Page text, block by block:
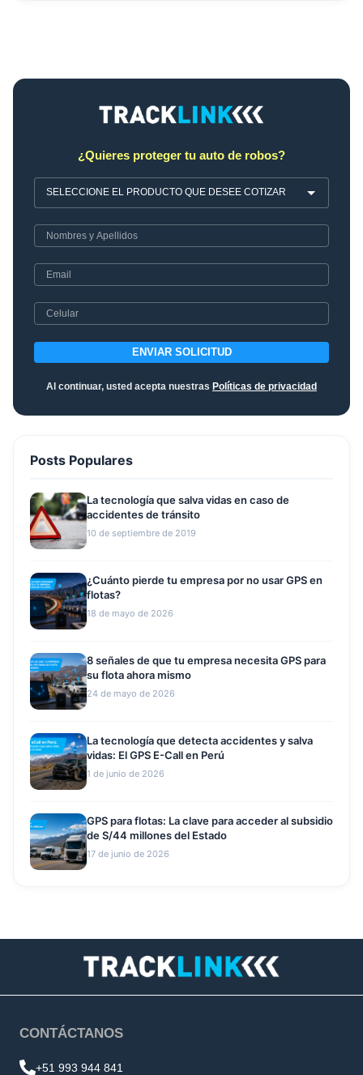
¿Quieres proteger tu auto de robos?
ENVIAR SOLICITUD
Al continuar, usted acepta nuestras Políticas de privacidad
Posts Populares
La tecnología que salva vidas en caso de
accidentes de tránsito
10 de septiembre de 2019
¿Cuánto pierde tu empresa por no usar GPS en
flotas?
18 de mayo de 2026
8 señales de que tu empresa necesita GPS para
su flota ahora mismo
24 de mayo de 2026
La tecnología que detecta accidentes y salva
vidas: El GPS E-Call en Perú
1 de junio de 2026
GPS para flotas: La clave para acceder al subsidio
de S/44 millones del Estado
17 de junio de 2026
CONTÁCTANOS
+51 993 944 841